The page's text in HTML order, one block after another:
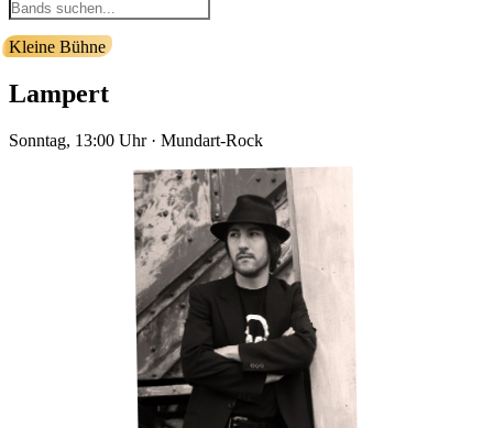
Kleine Bühne
Lampert
Sonntag, 13:00 Uhr· Mundart-Rock